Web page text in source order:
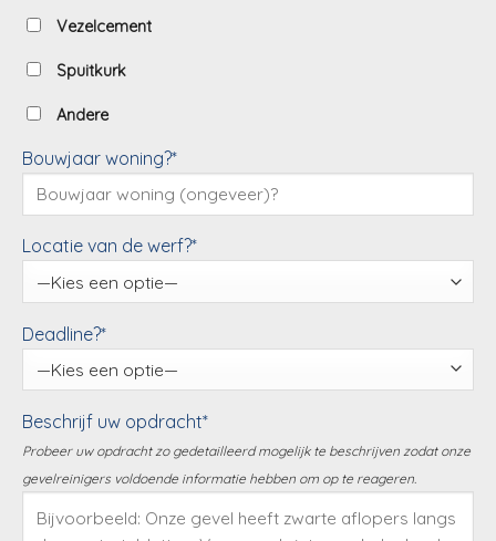
Vezelcement
Spuitkurk
Andere
Bouwjaar woning?*
Locatie van de werf?*
Deadline?*
Beschrijf uw opdracht*
Probeer uw opdracht zo gedetailleerd mogelijk te beschrijven zodat onze
gevelreinigers voldoende informatie hebben om op te reageren.